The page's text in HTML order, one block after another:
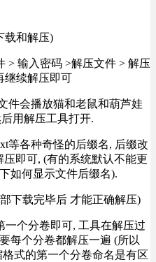
载和解压)
> 输入密码 >解压文件 > 解压
继续解压即可
件会播放猫和老鼠和葫芦娃
用解压工具打开.
等各种奇怪的后缀名, 后缀改
即可, (有的系统默认不能更
如何显示文件后缀名).
下载完毕后 才能正确解压)
一个分卷即可, 工具在解压过
每个分卷都解压一遍 (所以
式的第一个分卷命名是有区